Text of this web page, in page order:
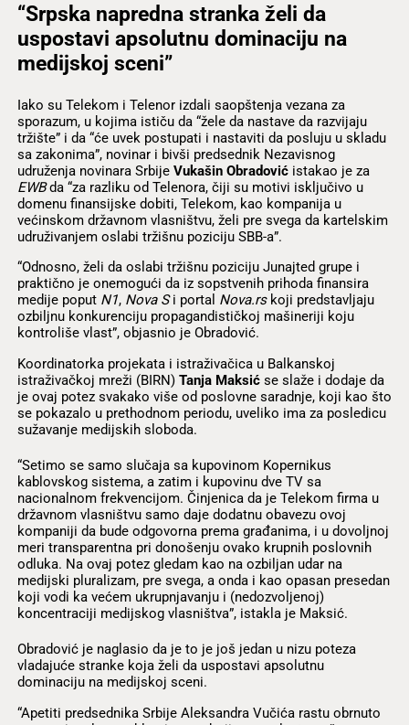
“Srpska napredna stranka želi da
uspostavi apsolutnu dominaciju na
medijskoj sceni”
Iako su Telekom i Telenor izdali saopštenja vezana za
sporazum, u kojima ističu da “žele da nastave da razvijaju
tržište” i da “će uvek postupati i nastaviti da posluju u skladu
sa zakonima”, novinar i bivši predsednik Nezavisnog
udruženja novinara Srbije Vukašin Obradovićistakao je za
EWBda “za razliku od Telenora, čiji su motivi isključivo u
domenu finansijske dobiti, Telekom, kao kompanija u
većinskom državnom vlasništvu, želi pre svega da kartelskim
udruživanjem oslabi tržišnu poziciju SBB-a”.
“Odnosno, želi da oslabi tržišnu poziciju Junajted grupe i
praktično je onemogući da iz sopstvenih prihoda finansira
medije poput N1, Nova Si portal Nova.rskoji predstavljaju
ozbiljnu konkurenciju propagandističkoj mašineriji koju
kontroliše vlast”, objasnio je Obradović.
Koordinatorka projekata i istraživačica u Balkanskoj
istraživačkoj mreži (BIRN) Tanja Maksićse slaže i dodaje da
je ovaj potez svakako više od poslovne saradnje, koji kao što
se pokazalo u prethodnom periodu, uveliko ima za posledicu
sužavanje medijskih sloboda.
“Setimo se samo slučaja sa kupovinom Kopernikus
kablovskog sistema, a zatim i kupovinu dve TV sa
nacionalnom frekvencijom. Činjenica da je Telekom firma u
državnom vlasništvu samo daje dodatnu obavezu ovoj
kompaniji da bude odgovorna prema građanima, i u dovoljnoj
meri transparentna pri donošenju ovako krupnih poslovnih
odluka. Na ovaj potez gledam kao na ozbiljan udar na
medijski pluralizam, pre svega, a onda i kao opasan presedan
koji vodi ka većem ukrupnjavanju i (nedozvoljenoj)
koncentraciji medijskog vlasništva”, istakla je Maksić.
Obradović je naglasio da je to je još jedan u nizu poteza
vladajuće stranke koja želi da uspostavi apsolutnu
dominaciju na medijskoj sceni.
“Apetiti predsednika Srbije Aleksandra Vučića rastu obrnuto